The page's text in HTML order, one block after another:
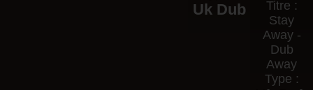
Uk Dub
Titre :
Stay
Away -
Dub
Away
Type :